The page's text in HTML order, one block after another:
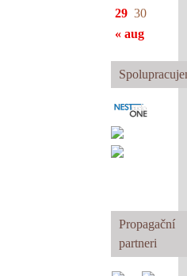
« aug
29 30
Propagační
partneri